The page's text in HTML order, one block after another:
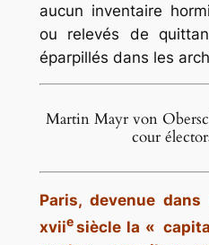
aucun inventaire
ou relevés de
éparpillés dans les
Martin Mayr von
cour
Paris, devenue
xviiesiècle la «